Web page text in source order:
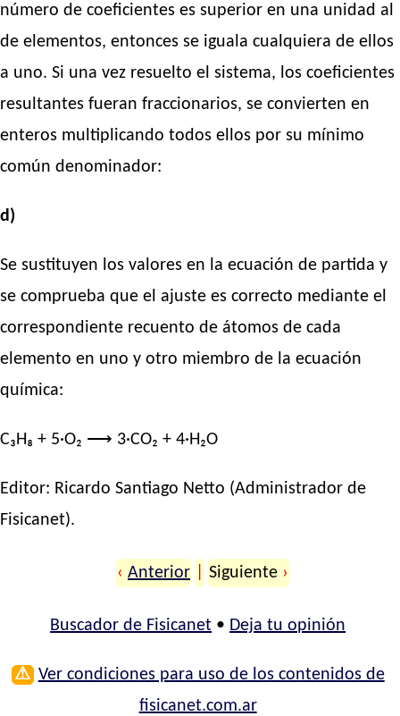
número de coeficientes es superior en una unidad al
de elementos, entonces se iguala cualquiera de ellos
a uno. Si una vez resuelto el sistema, los coeficientes
resultantes fueran fraccionarios, se convierten en
enteros multiplicando todos ellos por su mínimo
común denominador:
d)
Se sustituyen los valores en la ecuación de partida y
se comprueba que el ajuste es correcto mediante el
correspondiente recuento de átomos de cada
elemento en uno y otro miembro de la ecuación
química:
C₃H₈ + 5·O₂ ⟶ 3·CO₂ + 4·H₂O
Editor: Ricardo Santiago Netto (Administrador de
Fisicanet).
‹ Anterior Siguiente ›
Buscador de Fisicanet • Deja tu opinión
⚠ Ver condiciones para uso de los contenidos de
fisicanet.com.ar